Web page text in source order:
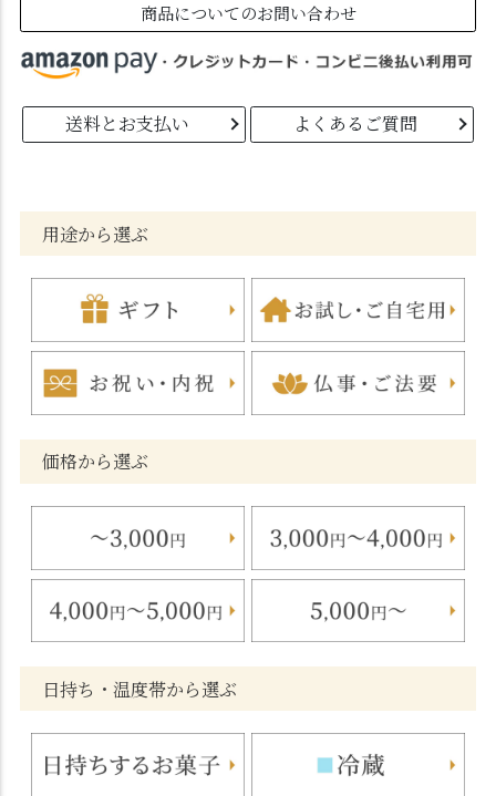
商品についてのお問い合わせ
送料とお支払い よくあるご質問
用途から選ぶ
価格から選ぶ
日持ち・温度帯から選ぶ